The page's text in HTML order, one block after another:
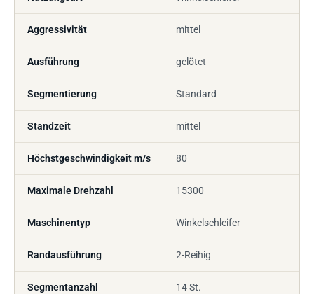
Aggressivität mittel
Ausführung gelötet
Segmentierung Standard
Standzeit mittel
Höchstgeschwindigkeit m/s 80
Maximale Drehzahl 15300
Maschinentyp Winkelschleifer
Randausführung 2-Reihig
Segmentanzahl 14 St.